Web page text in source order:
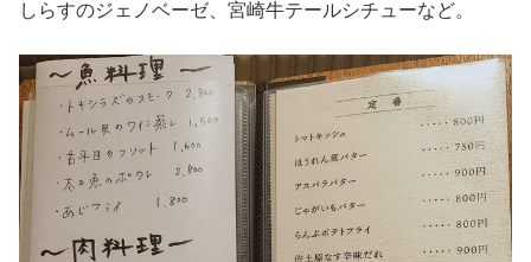
しらすのジェノベーゼ、宮崎牛テールシチューなど。